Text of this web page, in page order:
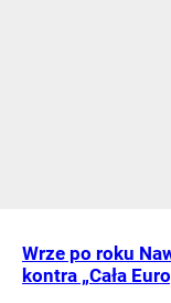
Wrze po roku
kontra „Cała